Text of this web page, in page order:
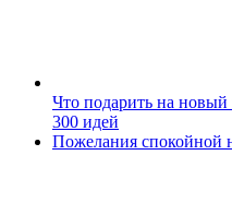
Что подарить на новый
300 идей
Пожелания спокойной